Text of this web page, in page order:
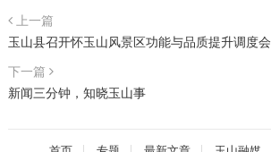
上一篇
​玉山县召开怀玉山风景区功能与品质提升调度会
下一篇
新闻三分钟，知晓玉山事